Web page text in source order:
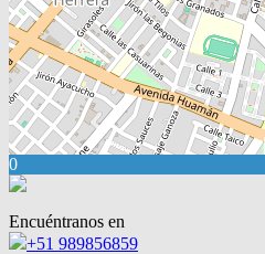
0
Encuéntranos en
+51 989856859